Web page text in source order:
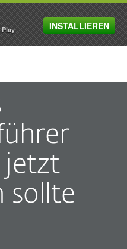
MENU
jetzt
sollte
Play INSTALLIEREN